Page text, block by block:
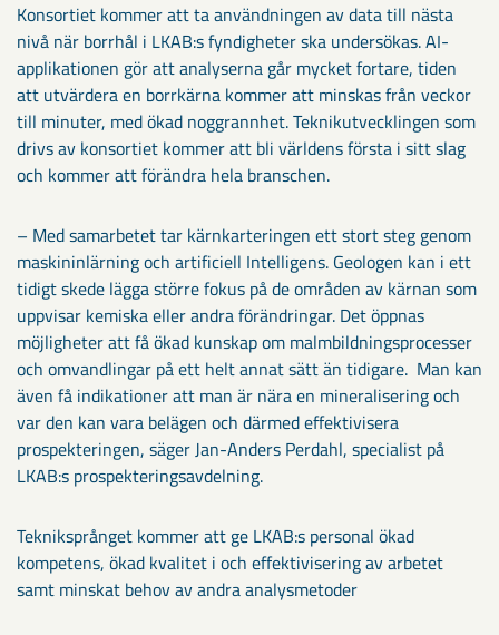
Konsortiet kommer att ta användningen av data till nästa
nivå när borrhål i LKAB:s fyndigheter ska undersökas. AI-
applikationen gör att analyserna går mycket fortare, tiden
att utvärdera en borrkärna kommer att minskas från veckor
till minuter, med ökad noggrannhet. Teknikutvecklingen som
drivs av konsortiet kommer att bli världens första i sitt slag
och kommer att förändra hela branschen.
– Med samarbetet tar kärnkarteringen ett stort steg genom
maskininlärning och artificiell Intelligens. Geologen kan i ett
tidigt skede lägga större fokus på de områden av kärnan som
uppvisar kemiska eller andra förändringar. Det öppnas
möjligheter att få ökad kunskap om malmbildningsprocesser
och omvandlingar på ett helt annat sätt än tidigare. Man kan
även få indikationer att man är nära en mineralisering och
var den kan vara belägen och därmed effektivisera
prospekteringen, säger Jan-Anders Perdahl, specialist på
LKAB:s prospekteringsavdelning.
Tekniksprånget kommer att ge LKAB:s personal ökad
kompetens, ökad kvalitet i och effektivisering av arbetet
samt minskat behov av andra analysmetoder